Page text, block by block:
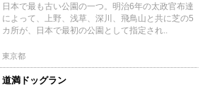
日本で最も古い公園の一つ。明治6年の太政官布達
によって、上野、浅草、深川、飛鳥山と共に芝の5
カ所が、日本で最初の公園として指定され..
東京都
道満ドッグラン